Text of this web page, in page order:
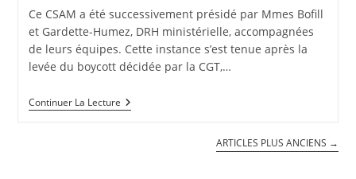
Ce CSAM a été successivement présidé par Mmes Bofill
et Gardette-Humez, DRH ministérielle, accompagnées
de leurs équipes. Cette instance s’est tenue après la
levée du boycott décidée par la CGT,…
Continuer La LectureCSA
Ministériel
ARTICLES PLUS ANCIENS →